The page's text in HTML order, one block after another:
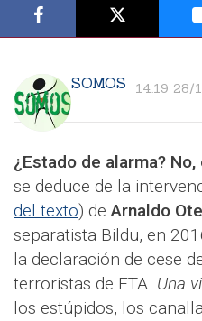
SOMOS 14:19 28/
¿Estado de alarma?
se deduce de la
del texto) deArnaldo
separatista Bildu, en
la declaración de cese
terroristas de ETA. Una
los estúpidos, los